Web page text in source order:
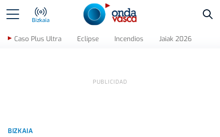
Bizkaia
Caso Plus Ultra Eclipse Incendios Jaiak 2026
BIZKAIA